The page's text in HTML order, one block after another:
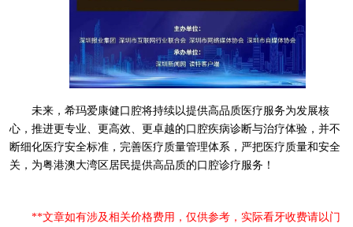
未来，希玛爱康健口腔将持续以提供高品质医疗服务为发展核
心，推进更专业、更高效、更卓越的口腔疾病诊断与治疗体验，并不
断细化医疗安全标准，完善医疗质量管理体系，严把医疗质量和安全
关，为粤港澳大湾区居民提供高品质的口腔诊疗服务！
**文章如有涉及相关价格费用，仅供参考，实际看牙收费请以门